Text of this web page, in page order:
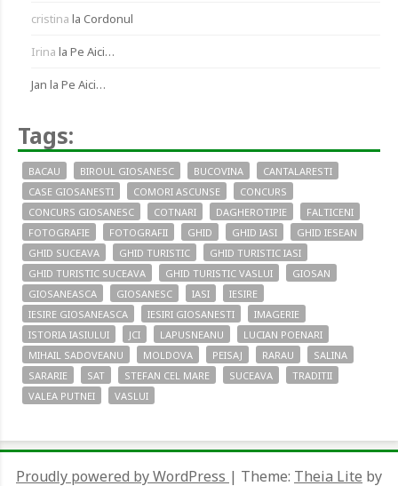
cristina la Cordonul
Irina la Pe Aici…
Jan la Pe Aici…
Tags:
BACAU BIROUL GIOSANESC BUCOVINA
CANTALARESTI
CASE GIOSANESTI
COMORI ASCUNSE
CONCURS
CONCURS GIOSANESC
COTNARI DAGHEROTIPIE
FALTICENI
FOTOGRAFIE
FOTOGRAFII GHID GHID IASI
GHID IESEAN
GHID SUCEAVA
GHID TURISTIC
GHID TURISTIC IASI
GHID TURISTIC SUCEAVA
GHID TURISTIC VASLUI
GIOSAN
GIOSANEASCA
GIOSANESC IASI
IESIRE
IESIRE GIOSANEASCA
IESIRI GIOSANESTI
IMAGERIE
ISTORIA IASIULUI
JCI LAPUSNEANU
LUCIAN POENARI
MIHAIL SADOVEANU
MOLDOVA PEISAJ RARAU
SALINA
SARARIE
SAT STEFAN CEL MARE SUCEAVA
TRADITII
VALEA PUTNEI
VASLUI
Proudly powered by WordPress | Theme: Theia Lite by